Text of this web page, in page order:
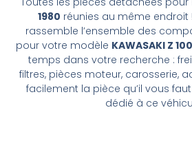
1980 réunies au même endroit
rassemble l’ensemble des
pour votre modèle KAWASAKI Z
temps dans votre recherche :
filtres, pièces moteur, carosserie,
facilement la pièce qu’il vous
dédié à ce